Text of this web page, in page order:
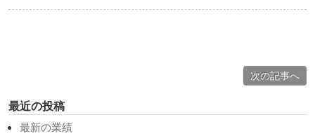
次の記事へ
最近の投稿
最新の業績